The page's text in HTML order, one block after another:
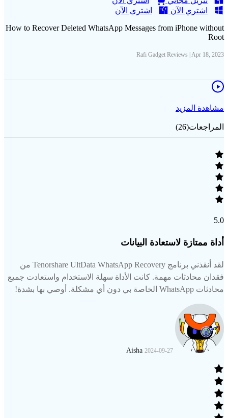
اشتري الآن
اشتري الآن
How to Recover Deleted WhatsApp Messages from iPhone without
Root
Rafi Gadget Reviews | Apr 18, 2023
مشاهدة المزيد
المراجعات(26)
5.0
أداة ممتازة لاستعادة البيانات
لقد أنقذني برنامج Tenorshare UltData WhatsApp Recovery من
فقدان محادثات مهمة. كانت الأداة سهلة الاستخدام واستعادت جميع
محادثات WhatsApp الخاصة بي دون أي مشكلة. أوصي بها بشدة!
Aisha 2024-09-27